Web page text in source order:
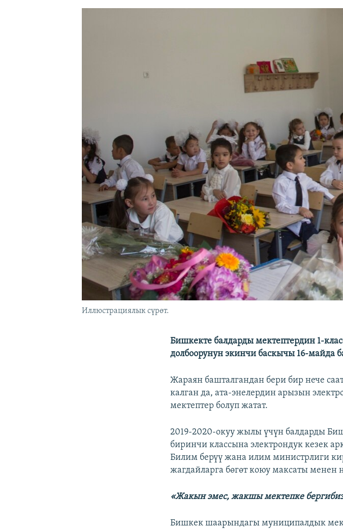
Иллюстрациялык сүрөт.
Бишкекте балдарды мектептердин 1-
долбоорунун экинчи баскычы 16-майда
Жараян башталгандан бери бир нече
калган да, ата-энелердин арызын
мектептер болуп жатат.
2019-2020-окуу жылы үчүн балдарды
биринчи классына электрондук кезек
Билим берүү жана илим министрлиги
жагдайларга бөгөт коюу максаты менен
«Жакын эмес, жакшы мектепке
Бишкек шаарындагы муниципалдык